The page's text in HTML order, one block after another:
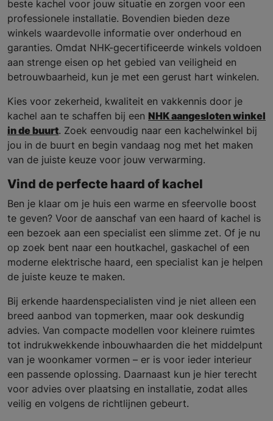
beste kachel voor jouw situatie en zorgen voor een
professionele installatie. Bovendien bieden deze
winkels waardevolle informatie over onderhoud en
garanties. Omdat NHK-gecertificeerde winkels voldoen
aan strenge eisen op het gebied van veiligheid en
betrouwbaarheid, kun je met een gerust hart winkelen.
Kies voor zekerheid, kwaliteit en vakkennis door je
kachel aan te schaffen bij een NHK aangesloten winkel
in de buurt. Zoek eenvoudig naar een kachelwinkel bij
jou in de buurt en begin vandaag nog met het maken
van de juiste keuze voor jouw verwarming.
Vind de perfecte haard of kachel
Ben je klaar om je huis een warme en sfeervolle boost
te geven? Voor de aanschaf van een haard of kachel is
een bezoek aan een specialist een slimme zet. Of je nu
op zoek bent naar een houtkachel, gaskachel of een
moderne elektrische haard, een specialist kan je helpen
de juiste keuze te maken.
Bij erkende haardenspecialisten vind je niet alleen een
breed aanbod van topmerken, maar ook deskundig
advies. Van compacte modellen voor kleinere ruimtes
tot indrukwekkende inbouwhaarden die het middelpunt
van je woonkamer vormen – er is voor ieder interieur
een passende oplossing. Daarnaast kun je hier terecht
voor advies over plaatsing en installatie, zodat alles
veilig en volgens de richtlijnen gebeurt.